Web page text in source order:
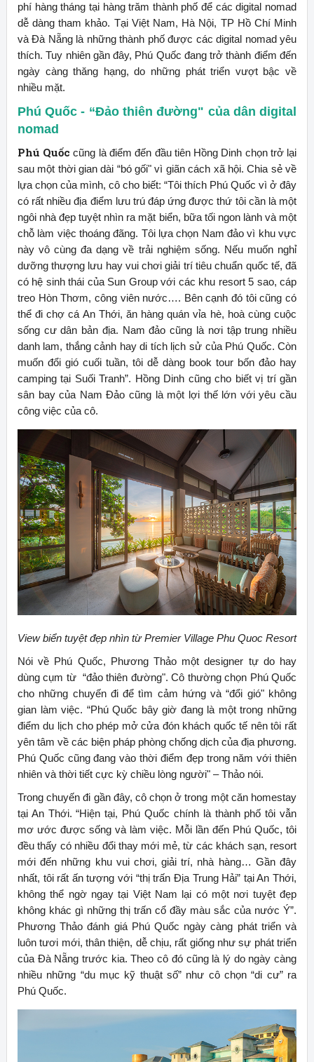
phí hàng tháng tại hàng trăm thành phố để các digital nomad
dễ dàng tham khảo. Tại Việt Nam, Hà Nội, TP Hồ Chí Minh
và Đà Nẵng là những thành phố được các digital nomad yêu
thích. Tuy nhiên gần đây, Phú Quốc đang trở thành điểm đến
ngày càng thăng hạng, do những phát triển vượt bậc về
nhiều mặt.
Phú Quốc - “Đảo thiên đường" của dân digital
nomad
Phú Quốc cũng là điểm đến đầu tiên Hồng Dinh chọn trở lại
sau một thời gian dài “bó gối" vì giãn cách xã hội. Chia sẻ về
lựa chọn của mình, cô cho biết: “Tôi thích Phú Quốc vì ở đây
có rất nhiều địa điểm lưu trú đáp ứng được thứ tôi cần là một
ngôi nhà đẹp tuyệt nhìn ra mặt biển, bữa tối ngon lành và một
chỗ làm việc thoáng đãng. Tôi lựa chọn Nam đảo vì khu vực
này vô cùng đa dạng về trải nghiệm sống. Nếu muốn nghỉ
dưỡng thượng lưu hay vui chơi giải trí tiêu chuẩn quốc tế, đã
có hệ sinh thái của Sun Group với các khu resort 5 sao, cáp
treo Hòn Thơm, công viên nước…. Bên cạnh đó tôi cũng có
thể đi chợ cá An Thới, ăn hàng quán vỉa hè, hoà cùng cuộc
sống cư dân bản địa. Nam đảo cũng là nơi tập trung nhiều
danh lam, thắng cảnh hay di tích lịch sử của Phú Quốc. Còn
muốn đổi gió cuối tuần, tôi dễ dàng book tour bốn đảo hay
camping tại Suối Tranh”. Hồng Dinh cũng cho biết vị trí gần
sân bay của Nam Đảo cũng là một lợi thế lớn với yêu cầu
công việc của cô.
View biển tuyệt đẹp nhìn từ Premier Village Phu Quoc Resort
Nói về Phú Quốc, Phương Thảo một designer tự do hay
dùng cụm từ “đảo thiên đường". Cô thường chọn Phú Quốc
cho những chuyến đi để tìm cảm hứng và “đổi gió" không
gian làm việc. “Phú Quốc bây giờ đang là một trong những
điểm du lịch cho phép mở cửa đón khách quốc tế nên tôi rất
yên tâm về các biện pháp phòng chống dịch của địa phương.
Phú Quốc cũng đang vào thời điểm đẹp trong năm với thiên
nhiên và thời tiết cực kỳ chiều lòng người" – Thảo nói.
Trong chuyến đi gần đây, cô chọn ở trong một căn homestay
tại An Thới. “Hiện tại, Phú Quốc chính là thành phố tôi vẫn
mơ ước được sống và làm việc. Mỗi lần đến Phú Quốc, tôi
đều thấy có nhiều đổi thay mới mẻ, từ các khách sạn, resort
mới đến những khu vui chơi, giải trí, nhà hàng… Gần đây
nhất, tôi rất ấn tượng với “thị trấn Địa Trung Hải” tại An Thới,
không thể ngờ ngay tại Việt Nam lại có một nơi tuyệt đẹp
không khác gì những thị trấn cổ đầy màu sắc của nước Ý”.
Phương Thảo đánh giá Phú Quốc ngày càng phát triển và
luôn tươi mới, thân thiện, dễ chịu, rất giống như sự phát triển
của Đà Nẵng trước kia. Theo cô đó cũng là lý do ngày càng
nhiều những “du mục kỹ thuật số” như cô chọn “di cư” ra
Phú Quốc.